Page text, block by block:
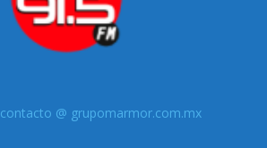
contacto @ grupomarmor.com.mx